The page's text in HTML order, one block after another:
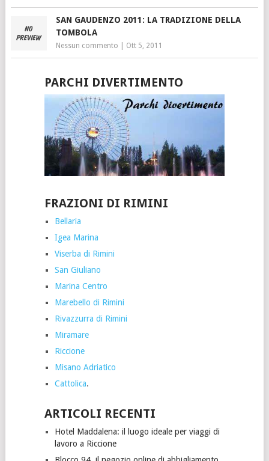
SAN GAUDENZO 2011: LA TRADIZIONE DELLA
TOMBOLA
Nessun commento Ott 5, 2011
PARCHI DIVERTIMENTO
FRAZIONI DI RIMINI
Bellaria
Igea Marina
Viserba di Rimini
San Giuliano
Marina Centro
Marebello di Rimini
Rivazzurra di Rimini
Miramare
Riccione
Misano Adriatico
Cattolica.
ARTICOLI RECENTI
Hotel Maddalena: il luogo ideale per viaggi di
lavoro a Riccione